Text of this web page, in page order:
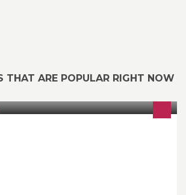
THAT ARE POPULAR RIGHT NOW